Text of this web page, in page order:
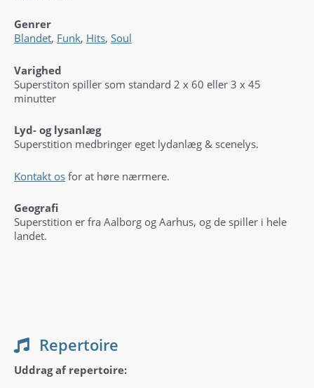
Genrer
Blandet, Funk, Hits, Soul
Varighed
Superstiton spiller som standard 2 x 60 eller 3 x 45
minutter
Lyd- og lysanlæg
Superstition medbringer eget lydanlæg & scenelys.
Kontakt os for at høre nærmere.
Geografi
Superstition er fra Aalborg og Aarhus, og de spiller i hele
landet.
Repertoire
Uddrag af repertoire: